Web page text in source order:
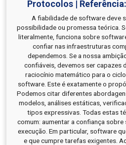
Protocolos |
A fiabilidade de software deve
possibilidade ou promessa teórica.
literalmente, funciona sobre
confiar nas infraestruturas
dependemos. Se a nossa
confiáveis, devemos ser capazes
raciocínio matemático para o
software. Este é exatamente o
Podemos citar diferentes
modelos, análises estáticas,
tipos expressivas. Todas estas
comum: aumentar a confiança
execução. Em particular, software
e que cumpre tarefas exigentes.